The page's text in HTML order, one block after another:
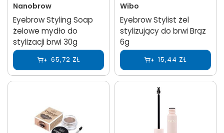
Nanobrow
Eyebrow Styling Soap
żelowe mydło do
stylizacji brwi 30g
65,72 ZŁ
Wibo
Eyebrow Stylist żel
stylizujący do brwi Brąz
6g
15,44 ZŁ